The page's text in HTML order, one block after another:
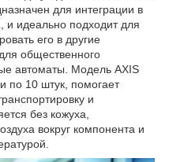
для интеграции в
и идеально подходит для
его в другие
общественного
автоматы. Модель AXIS
по 10 штук, помогает
и
без кожуха,
вокруг компонента и